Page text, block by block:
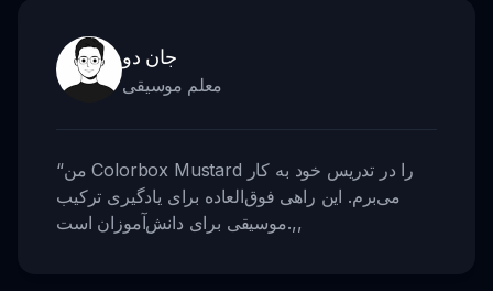
جان دو
معلم موسیقی
“من Colorbox Mustard را در تدریس خود به کار
می‌برم. این راهی فوق‌العاده برای یادگیری ترکیب
موسیقی برای دانش‌آموزان است.,,